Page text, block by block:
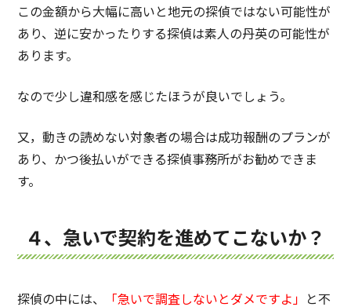
この金額から大幅に高いと地元の探偵ではない可能性が
あり、逆に安かったりする探偵は素人の丹英の可能性が
あります。
なので少し違和感を感じたほうが良いでしょう。
又，動きの読めない対象者の場合は成功報酬のプランが
あり、かつ後払いができる探偵事務所がお勧めできま
す。
４、急いで契約を進めてこないか？
探偵の中には、 「急いで調査しないとダメですよ」 と不